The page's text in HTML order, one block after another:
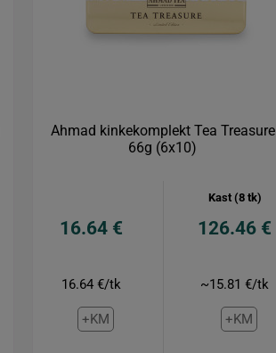
Ahmad kinkekomplekt Tea Treasure
66g (6x10)
16.64 €
16.64 €/tk
+KM
Kast (8 tk)
126.46 €
~15.81 €/tk
+KM